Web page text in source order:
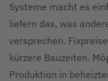
Systeme macht es
liefern das, was
versprechen.
kürzere Bauzeiten.
Produktion in